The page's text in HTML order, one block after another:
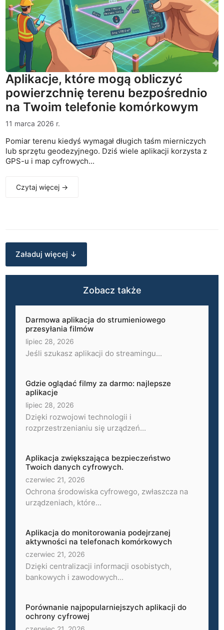
Aplikacje, które mogą obliczyć
powierzchnię terenu bezpośrednio
na Twoim telefonie komórkowym
11 marca 2026 r.
Pomiar terenu kiedyś wymagał długich taśm mierniczych
lub sprzętu geodezyjnego. Dziś wiele aplikacji korzysta z
GPS-u i map cyfrowych...
Czytaj więcej →
Załaduj więcej ↓
Zobacz także
Darmowa aplikacja do strumieniowego
przesyłania filmów
lipiec 28, 2026
Jeśli szukasz aplikacji do streamingu...
Gdzie oglądać filmy za darmo: najlepsze
aplikacje
lipiec 28, 2026
Dzięki rozwojowi technologii i
rozprzestrzenianiu się urządzeń...
Aplikacja zwiększająca bezpieczeństwo
Twoich danych cyfrowych.
czerwiec 21, 2026
Ochrona środowiska cyfrowego, zwłaszcza na
urządzeniach, które...
Aplikacja do monitorowania podejrzanej
aktywności na telefonach komórkowych
czerwiec 21, 2026
Dzięki centralizacji informacji osobistych,
bankowych i zawodowych...
Porównanie najpopularniejszych aplikacji do
ochrony cyfrowej